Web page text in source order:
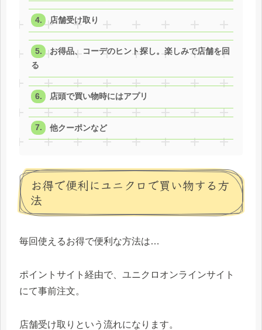
店舗受け取り
お得品、コーデのヒント探し。楽しみで店舗を回
る
店頭で買い物時にはアプリ
他クーポンなど
お得で便利にユニクロで買い物する方
法
毎回使えるお得で便利な方法は…
ポイントサイト経由で、ユニクロオンラインサイト
にて事前注文。
店舗受け取りという流れになります。